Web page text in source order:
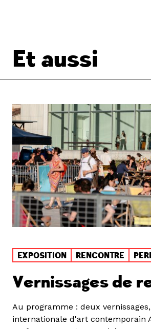
Et aussi
EXPOSITION RENCONTRE
Vernissages de
Au programme : deux
internationale d'art contemporain